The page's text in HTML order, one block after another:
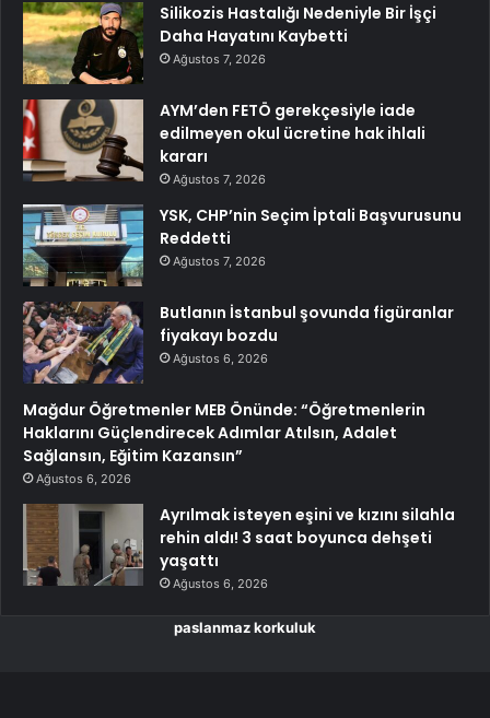
Silikozis Hastalığı Nedeniyle Bir İşçi
Daha Hayatını Kaybetti
Ağustos 7, 2026
AYM’den FETÖ gerekçesiyle iade
edilmeyen okul ücretine hak ihlali
kararı
Ağustos 7, 2026
YSK, CHP’nin Seçim İptali Başvurusunu
Reddetti
Ağustos 7, 2026
Butlanın İstanbul şovunda figüranlar
fiyakayı bozdu
Ağustos 6, 2026
Mağdur Öğretmenler MEB Önünde: “Öğretmenlerin
Haklarını Güçlendirecek Adımlar Atılsın, Adalet
Sağlansın, Eğitim Kazansın”
Ağustos 6, 2026
Ayrılmak isteyen eşini ve kızını silahla
rehin aldı! 3 saat boyunca dehşeti
yaşattı
Ağustos 6, 2026
paslanmaz korkuluk